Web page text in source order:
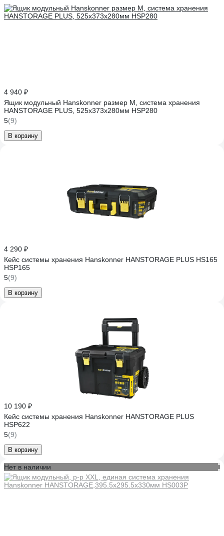
4 940 ₽
Ящик модульный Hanskonner размер M, система хранения
HANSTORAGE PLUS, 525x373x280мм HSP280
5(9)
В корзину
4 290 ₽
Кейс системы хранения Hanskonner HANSTORAGE PLUS HS165
HSP165
5(9)
В корзину
10 190 ₽
Кейс системы хранения Hanskonner HANSTORAGE PLUS
HSP622
5(9)
В корзину
Нет в наличии